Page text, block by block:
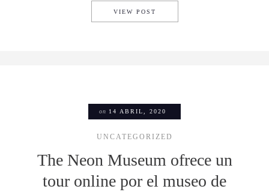
VIEW POST
on 14 ABRIL, 2020
UNCATEGORIZED
The Neon Museum ofrece un
tour online por el museo de